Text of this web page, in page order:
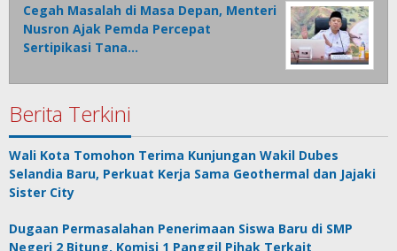
Cegah Masalah di Masa Depan, Menteri
Nusron Ajak Pemda Percepat
Sertipikasi Tana…
Berita Terkini
Wali Kota Tomohon Terima Kunjungan Wakil Dubes
Selandia Baru, Perkuat Kerja Sama Geothermal dan Jajaki
Sister City
Dugaan Permasalahan Penerimaan Siswa Baru di SMP
Negeri 2 Bitung, Komisi 1 Panggil Pihak Terkait